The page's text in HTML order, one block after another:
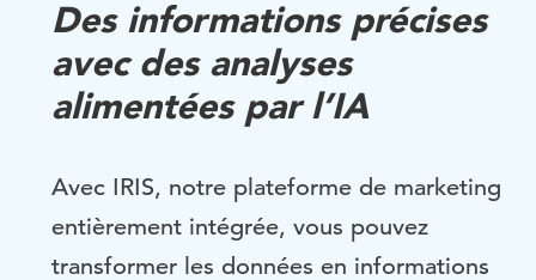
Des informations précises
avec des analyses
alimentées par l’IA
Avec IRIS, notre plateforme de marketing
entièrement intégrée, vous pouvez
transformer les données en informations